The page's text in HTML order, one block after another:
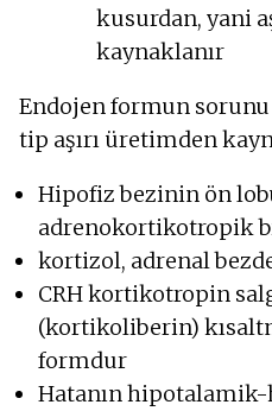
kusurdan, yani
kaynaklanır
Endojen formun sorunu
tip aşırı üretimden
Hipofiz bezinin ön
adrenokortikotropik
kortizol, adrenal
CRH kortikotropin
(kortikoliberin)
formdur
Hatanın